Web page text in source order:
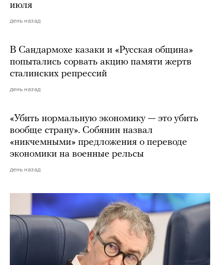
июля
день назад
В Сандармохе казаки и «Русская община»
попытались сорвать акцию памяти жертв
сталинских репрессий
день назад
«Убить нормальную экономику — это убить
вообще страну». Собянин назвал
«никчемными» предложения о переводе
экономики на военные рельсы
день назад